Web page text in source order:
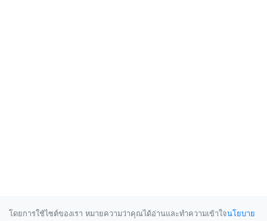
โดยการใช้ไซต์ของเรา หมายความว่าคุณได้อ่านและทำความเข้าใจนโยบาย